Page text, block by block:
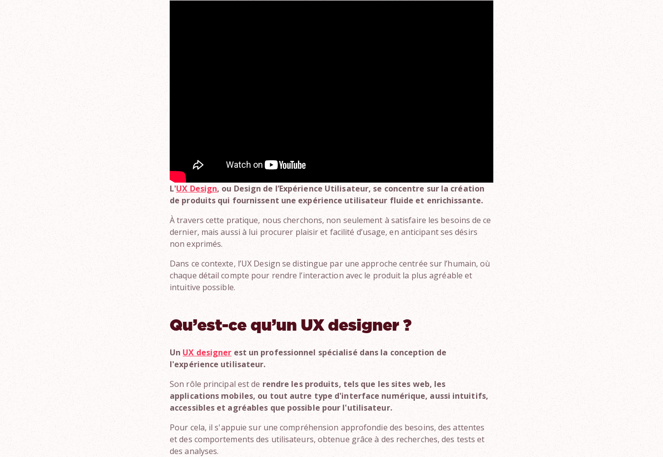
L'UX Design, ou Design de l’Expérience Utilisateur, se concentre sur la création
de produits qui fournissent une expérience utilisateur fluide et enrichissante.
À travers cette pratique, nous cherchons, non seulement à satisfaire les besoins de ce
dernier, mais aussi à lui procurer plaisir et facilité d’usage, en anticipant ses désirs
non exprimés.
Dans ce contexte, l’UX Design se distingue par une approche centrée sur l’humain, où
chaque détail compte pour rendre l’interaction avec le produit la plus agréable et
intuitive possible.
Qu’est-ce qu’un UX designer ?
Un UX designer est un professionnel spécialisé dans la conception de
l'expérience utilisateur.
Son rôle principal est de rendre les produits, tels que les sites web, les
applications mobiles, ou tout autre type d'interface numérique, aussi intuitifs,
accessibles et agréables que possible pour l'utilisateur.
Pour cela, il s'appuie sur une compréhension approfondie des besoins, des attentes
et des comportements des utilisateurs, obtenue grâce à des recherches, des tests et
des analyses.